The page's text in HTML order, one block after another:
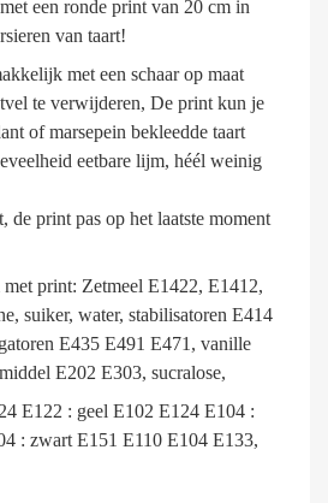
een ronde print van 20 cm in
van taart!
met een schaar op maat
te verwijderen, De print kun je
of marsepein bekleedde taart
eetbare lijm, héél weinig
de print pas op het laatste moment
print: Zetmeel E1422, E1412,
suiker, water, stabilisatoren E414
E435 E491 E471, vanille
E202 E303, sucralose,
E122 : geel E102 E124 E104 :
: zwart E151 E110 E104 E133,